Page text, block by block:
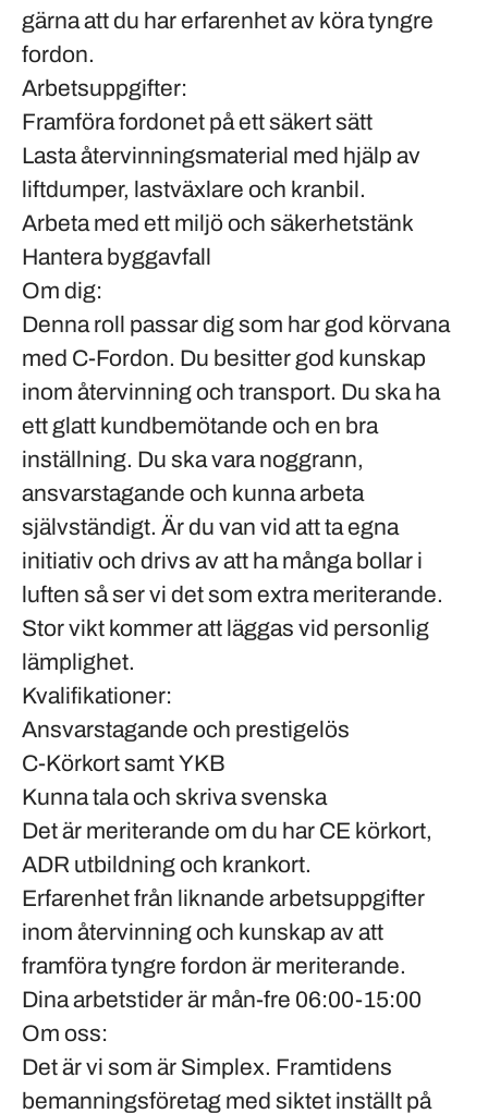
gärna att du har erfarenhet av köra tyngre
fordon.
Arbetsuppgifter:
Framföra fordonet på ett säkert sätt
Lasta återvinningsmaterial med hjälp av
liftdumper, lastväxlare och kranbil .
Arbeta med ett miljö och säkerhetstänk
Hantera byggavfall
Om dig:
Denna roll passar dig som har god körvana
med C-Fordon. Du besitter god kunskap
inom återvinning och transport. Du ska ha
ett glatt kundbemötande och en bra
inställning. Du ska vara noggrann,
ansvarstagande och kunna arbeta
självständigt. Är du van vid att ta egna
initiativ och drivs av att ha många bollar i
luften så ser vi det som extra meriterande.
Stor vikt kommer att läggas vid personlig
lämplighet.
Kvalifikationer:
Ansvarstagande och prestigelös
C-KörkortsamtYKB
Kunna tala och skriva svenska
Det är meriterande om du har CE körkort,
ADR utbildning och krankort.
Erfarenhet från liknande arbetsuppgifter
inom återvinning och kunskap av att
framföra tyngre fordon är meriterande.
Dina arbetstider är mån-fre 06:00-15:00
Om oss:
Det är vi som är Simplex. Framtidens
bemanningsföretag med siktet inställt på